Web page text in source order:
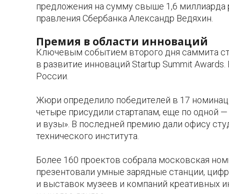
предложения на сумму свыше 1,6 миллиарда
правления Сбербанка Александр Ведяхин.
Премия в области инноваций
Ключевым событием второго дня саммита
в развитие инноваций Startup Summit
России.
Жюри определило победителей в 17
четыре присудили стартапам, еще по одной
и вузы». В последней премию дали офису
технического института.
Более 160 проектов собрала московская
презентовали умные зарядные станции,
и выставок музеев и компаний креативных